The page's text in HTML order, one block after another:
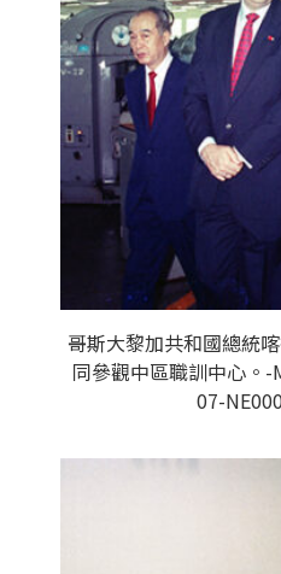
哥斯大黎加共和國總統
同參觀中區職訓中心。-
07-